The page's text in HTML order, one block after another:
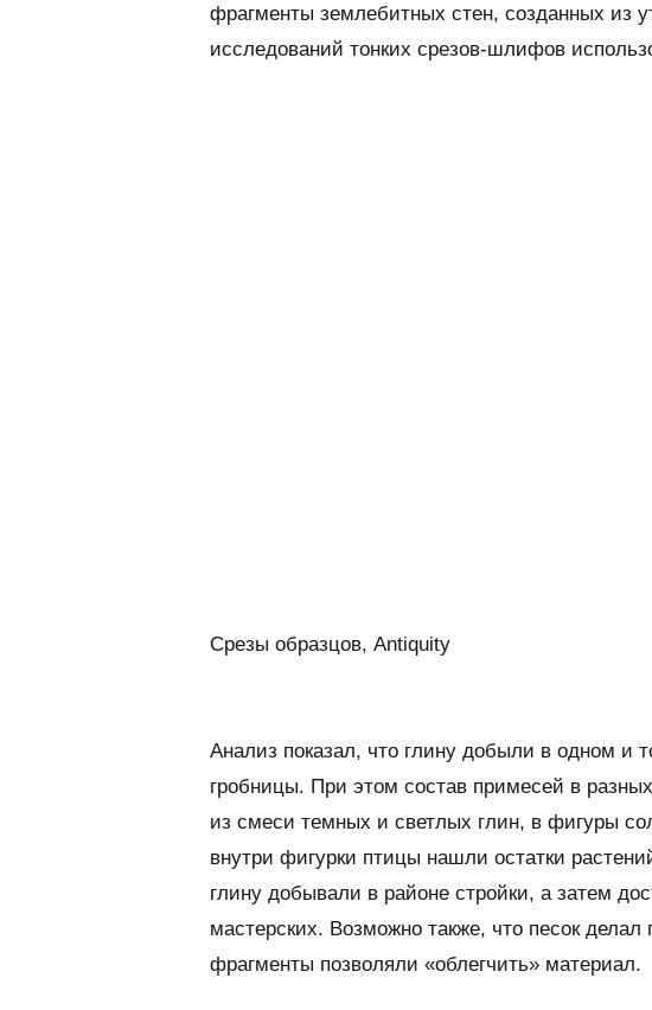
фрагменты землебитных стен, созданных из
исследований тонких срезов-шлифов
Срезы образцов, Antiquity
Анализ показал, что глину добыли в одном и
гробницы. При этом состав примесей в
из смеси темных и светлых глин, в фигуры
внутри фигурки птицы нашли остатки
глину добывали в районе стройки, а затем
мастерских. Возможно также, что песок
фрагменты позволяли «облегчить» материал.